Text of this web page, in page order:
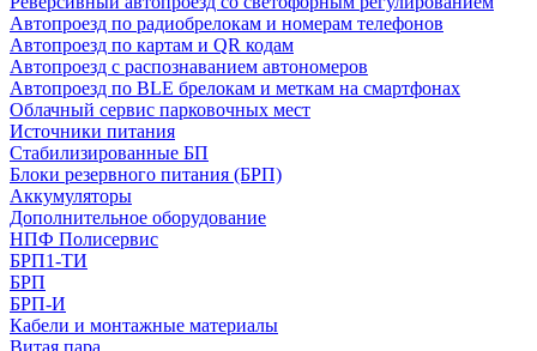
Автопроезд по радиобрелокам и номерам телефонов
Автопроезд по картам и QR кодам
Автопроезд с распознаванием автономеров
Автопроезд по BLE брелокам и меткам на смартфонах
Облачный сервис парковочных мест
Источники питания
Стабилизированные БП
Блоки резервного питания (БРП)
Аккумуляторы
Дополнительное оборудование
НПФ Полисервис
БРП1-ТИ
БРП
БРП-И
Кабели и монтажные материалы
Витая пара